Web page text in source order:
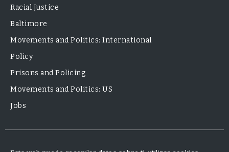
Racial Justice
Baltimore
Movements and Politics: International
Policy
Prisons and Policing
Movements and Politics: US
Jobs